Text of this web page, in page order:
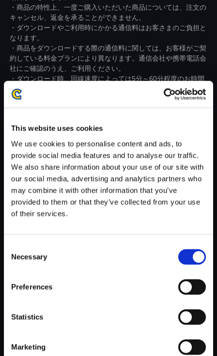
This website uses cookies
We use cookies to personalise content and ads, to
provide social media features and to analyse our traffic.
We also share information about your use of our site with
our social media, advertising and analytics partners who
may combine it with other information that you’ve
provided to them or that they’ve collected from your use
of their services.
Selection
Necessary
Preferences
Statistics
Marketing
・商品の特性上、一度ご購入いただいた商品については、注文の
キャンセル、返金を承ることができません。
・ダウンロードやご利用時にかかる通信料はお客さまのご負担と
なります。
・商品をダウンロードする際の通信料に関しては、お客様がご契
約している料金プランにより異なります。通信会社や携帯電話会
社にご確認のうえ、ご利用ください。
・ダウンロード時、回線速度によっては5分～60分程度のお時間
がかかる場合がございます。
※ご購入いただいたファイルのダウンロードの際には、通信環境
が安定しているWifi環境でお試しください。
【単曲】ロックマンX7 サウンド
コレクション Conflict～Escape
Stage
おすすめ商品